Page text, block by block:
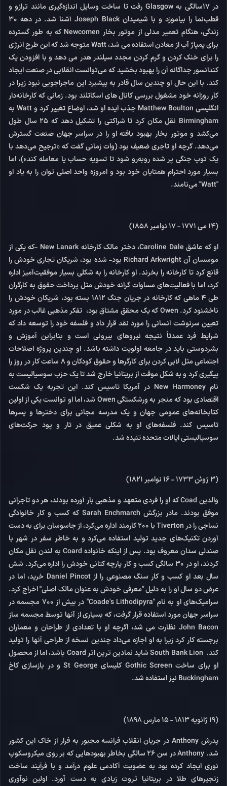
در ۱۷سالگی به Glasgow رفت تا ساخت وسایل اندازه‌گیری مانند ترازو و
قطب‌نما را بیاموزد و با شیمیدان Joseph Black آشنا شد. در دهه 30
زندگی، هنگام تعمیر مدلی از موتور بخار Newcomen که به طور گسترده
برای پمپاژ آب از معادن استفاده می شد، Watt متوجه شد که این طرح انرژی
را برای خنک کردن و گرم کردن مجدد سیلندر هدر می دهد و با افزودن یک
کندانسور جداگانه آن را بهبود بخشید که می‌توانست انقلابی در صنعت ایجاد
کند. با این حال او چندین سال قادر به پیشبرد این ماجراجویی نبود زیرا در
کار روزانه خود مشغول بررسی کانال های اسکاتلند بود. زمانی که کارخانه‌دار
انگلیسی Matthew Boulton جذب ایده او شد، اوضاع تغییر کرد و Watt به
Birmingham نقل مکان کرد تا شراکتی را تشکیل دهد که 25 سال طول
می‌کشد و موتور بخار بهبود یافته او را در سراسر جهان صنعت گسترش
می‌دهد. گرچه او تاجری ضعیف بود (وات زمانی گفت که «ترجیح می‌دهد با
یک توپ جنگی پر شده روبه‌رو شود تا تسویه حساب یا معامله کند»)، اما
بسیار مورد احترام همتایان خود بود و امروزه واحد اصلی توان را به یاد او
"Watt" می‌نامند.
(14 می 1771 - 17 نوامبر 1858)
او که عاشق Caroline Dale، دختر مالک کارخانه New Lanark -که یکی از
موسسان آن Richard Arkwright بود- شده بود، شریکان تجاری خودش را
قانع کرد تا کارخانه را بخرند. او کارخانه را به شکلی بسیار موفقیت‌آمیز اداره
کرد، اما با فعالیت‌های مساوات گرانه خودش مثل پرداخت حقوق به کارگران
طی 4 ماهی که کارخانه در جریان جنگ 1812 بسته بود، شریکان خودش را
ناخشنود کرد. Owen که یک محقق مشتاق بود، تفکر مذهبی غالب در مورد
تعیین سرنوشت انسانی را مورد نقد قرار داد و فلسفه خود را توسعه داد که
شرایط فرد عمدتاً نتیجه نیروهای بیرونی است و بنابراین آموزش و
بشردوستی باید در جامعه اولویت داشته باشد. او چندین پروژه اصلاحات
اجتماعی مثل لابی کردن برای کارگرها و حقوق کودکان و 8 ساعت کار در روز را
پیگیری کرد و به شکل موقت از بریتانیا خارج شد تا یک حزب سوسیالیست به
نام New Harmoney در آمریکا تاسیس کند. این تجربه یک شکست
اقتصادی بود که منجر به ورشکستگی Owen شد، اما او توانست یکی از اولین
کتابخانه‌های عمومی جهان و یک مدرسه مجانی برای دخترها و پسرها
تاسیس کند. فلسفه‌های او به شکلی عمیق در تار و پود حرکت‌های
سوسیالیستی ایالات متحده تنیده شد.
(3 ژوئن 1733 - 16 نوامبر 1821)
والدین Coad که او را فردی متعهد و مذهبی بار آورده بودند، هر دو تاجرانی
موفق بودند. مادر بزرگش Sarah Enchmarch که کسب و کار خانوادگی
نساجی را در Tiverton با 200 کارمند اداره می‌کرد، از جاسوسان برای به دست
آوردن تکنیک‌های جدید تولید استفاده می‌کرد و به خاطر سفر در شهر با
صندلی سدان معروف بود. پس از اینکه خانواده Coard به لندن نقل مکان
کردند، او در 30 سالگی کسب و کار پارچه کتانی خودش را اداره می‌کرد. شش
سال بعد او کسب و کار سنگ مصنوعی را از Daniel Pincot خرید، اما در
عرض دو سال او را به دلیل "معرفی خودش به عنوان مالک اصلی" اخراج کرد.
سرامیک‌های او به نام "Coade's Lithodipyra" در بیش از 700 مجسمه در
سراسر جهان مورد استفاده قرار گرفت، که بسیاری از آنها توسط مجسمه ساز
John Bacon نظارت می شد، اگرچه او با تعدادی از طراحان و معماران
برجسته کار کرد زیرا به او اجازه می‌داد چندین نسخه از طراحی آنها را تولید
کند. South Bank Lion شاید نمادین ترین اثر Coard باشد، اما از محصول
او برای ساخت Gothic Screen کلیسای St George و در بازسازی کاخ
Buckingham نیز استفاده شد.
(19 ژانویه 1813 - 15 مارس 1898)
پدرش Anthony در جریان انقلاب فرانسه مجبور به فرار از خاک این کشور
شد. Anthony در سن 26 سالگی بخاطر بهبودهایی که بر روی میکروسکوپ
نوری ایجاد کرده بود به عضویت آکادمی علوم درآمد و با فرآیند ساخت
زنجیرهای طلا در بریتانیا ثروت زیادی به دست آورد. اولین نوآوری